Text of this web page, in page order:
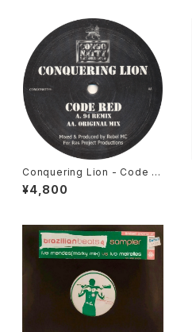
Conquering Lion - Code R
ed [Congo Natty / 2004 Re
issue]
¥4,800